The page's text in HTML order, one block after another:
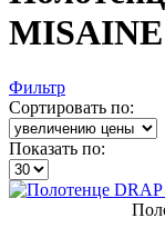
MISAINE
Фильтр
Сортировать по:
Показать по: